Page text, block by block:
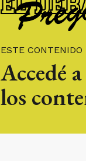
ESTE CONTENIDO
Accedé
los